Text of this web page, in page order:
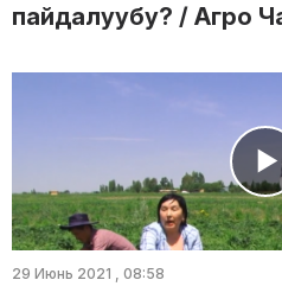
пайдалуубу? / Агро
29 Июнь 2021 , 08:58